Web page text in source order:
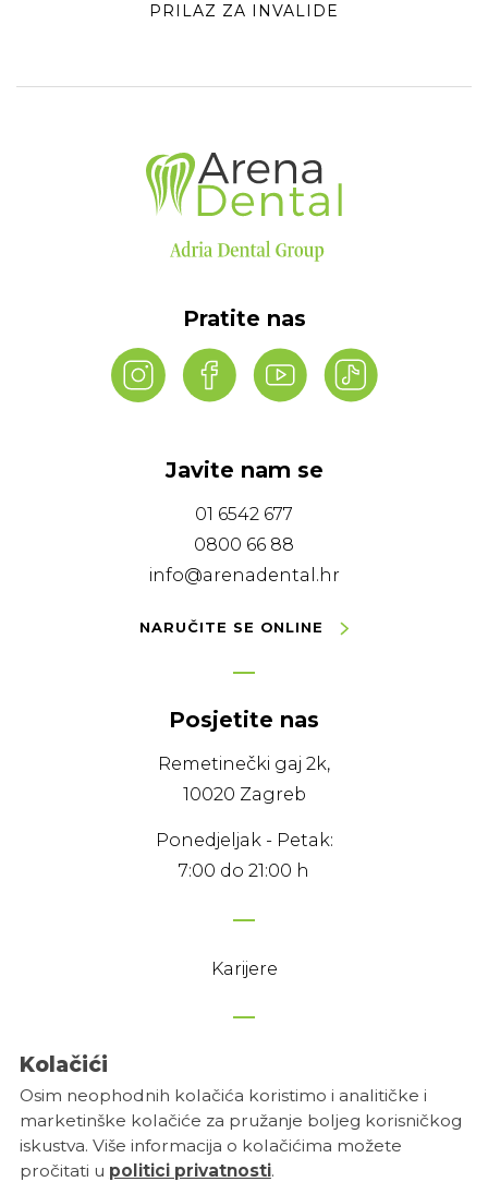
PRILAZ ZA INVALIDE
Javite nam se
01 6542 677
0800 66 88
info@arenadental.hr
NARUČITE SE ONLINE
Posjetite nas
Remetinečki gaj 2k,
10020 Zagreb
Ponedjeljak - Petak:
7:00 do 21:00 h
Pratite nas
Karijere
Uvjeti korištenja
Postavke kolačića
Kolačići
Osim neophodnih kolačića koristimo i analitičke i
marketinške kolačiće za pružanje boljeg korisničkog
iskustva. Više informacija o kolačićima možete
pročitati u politici privatnosti.